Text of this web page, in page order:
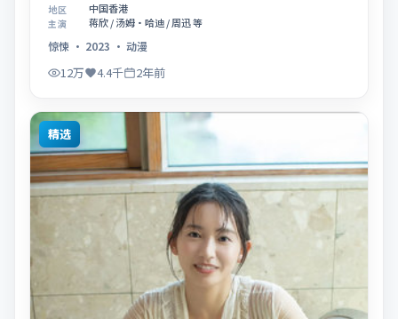
地区 中国香港
主演 蒋欣 / 汤姆·哈迪 / 周迅 等
惊悚 · 2023 · 动漫
12万 4.4千 2年前
精选